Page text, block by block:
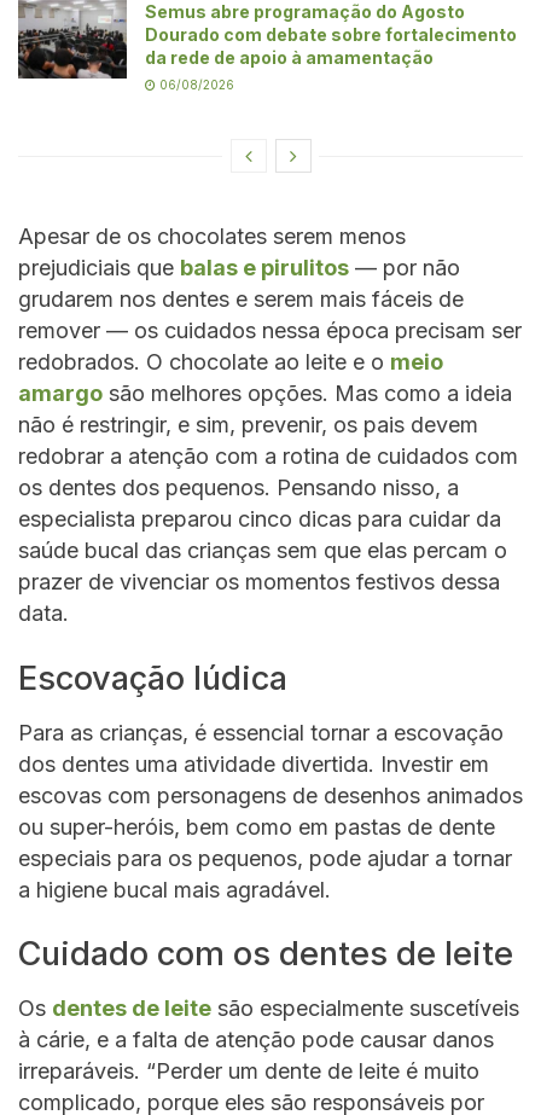
Semus abre programação do Agosto
Dourado com debate sobre fortalecimento
da rede de apoio à amamentação
06/08/2026
Apesar de os chocolates serem menos
prejudiciais que balas e pirulitos — por não
grudarem nos dentes e serem mais fáceis de
remover — os cuidados nessa época precisam ser
redobrados. O chocolate ao leite e o meio
amargo são melhores opções. Mas como a ideia
não é restringir, e sim, prevenir, os pais devem
redobrar a atenção com a rotina de cuidados com
os dentes dos pequenos. Pensando nisso, a
especialista preparou cinco dicas para cuidar da
saúde bucal das crianças sem que elas percam o
prazer de vivenciar os momentos festivos dessa
data.
Escovação lúdica
Para as crianças, é essencial tornar a escovação
dos dentes uma atividade divertida. Investir em
escovas com personagens de desenhos animados
ou super-heróis, bem como em pastas de dente
especiais para os pequenos, pode ajudar a tornar
a higiene bucal mais agradável.
Cuidado com os dentes de leite
Os dentes de leite são especialmente suscetíveis
à cárie, e a falta de atenção pode causar danos
irreparáveis. “Perder um dente de leite é muito
complicado, porque eles são responsáveis por